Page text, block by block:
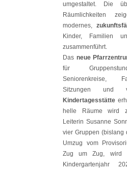
umgestaltet. Die
Räumlichkeiten
modernes,
Kinder, Familien
zusammenführt.
Das neue
für
Seniorenkreise,
Sitzungen und
Kindertagesstätte
helle Räume wird
Leiterin Susanne
vier Gruppen (bislang
Umzug vom
Zug um Zug, wird
Kindergartenjahr